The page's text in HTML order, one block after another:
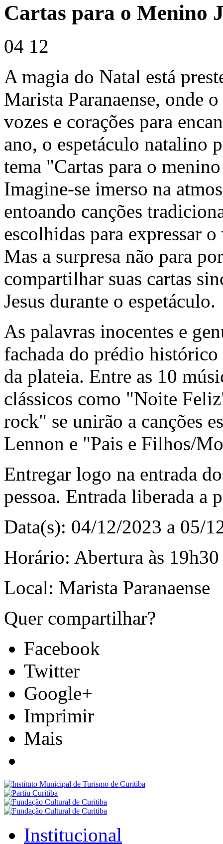
Cartas para o Menino
04 12
A magia do Natal está
Marista Paranaense, onde
vozes e corações para
ano, o espetáculo natalino
tema "Cartas para o
Imagine-se imerso na
entoando canções
escolhidas para expressar
Mas a surpresa não para
compartilhar suas cartas
Jesus durante o espetáculo.
As palavras inocentes e
fachada do prédio
da plateia. Entre as 10
clássicos como "Noite
rock" se unirão a canções
Lennon e "Pais e Filhos/
Entregar logo na entrada
pessoa. Entrada liberada a
Data(s): 04/12/2023 a 05/
Horário: Abertura às 19h30
Local: Marista Paranaense
Quer compartilhar?
Facebook
Twitter
Google+
Imprimir
Mais
Institucional